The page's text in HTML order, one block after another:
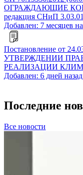
ОГРАЖДАЮЩИЕ
редакция СНиП
Добавлен: 7 месяцев
Постановление от
УТВЕРЖДЕНИИ
РЕАЛИЗАЦИИ
Добавлен: 6 дней назад
Последние
Все новости